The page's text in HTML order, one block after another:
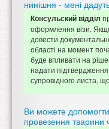
нинішня - мені
Консульский відділ
оформлення візи.
довести
області на момент
буде впливати на
надати
супровідного листа,
Ви можете допомогти
провезення тварини